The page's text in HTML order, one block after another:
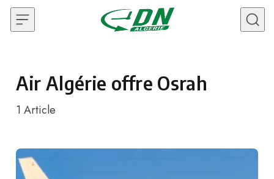
Skip to content
Air Algérie offre Osrah
1 Article